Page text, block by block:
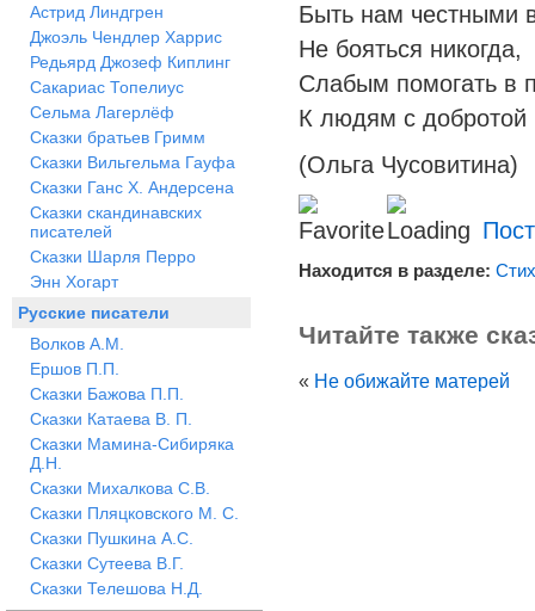
Астрид Линдгрен
Джоэль Чендлер Харрис
Редьярд Джозеф Киплинг
Сакариас Топелиус
Сельма Лагерлёф
Сказки братьев Гримм
Сказки Вильгельма Гауфа
Сказки Ганс Х. Андерсена
Сказки скандинавских
писателей
Сказки Шарля Перро
Энн Хогарт
Русские писатели
Волков А.М.
Ершов П.П.
Сказки Бажова П.П.
Сказки Катаева В. П.
Сказки Мамина-Сибиряка
Д.Н.
Сказки Михалкова С.В.
Сказки Пляцковского М. С.
Сказки Пушкина А.С.
Сказки Сутеева В.Г.
Сказки Телешова Н.Д.
Быть нам честными
Не бояться никогда,
Слабым помогать в
К людям с добротой
(Ольга Чусовитина)
Находится в разделе:
Читайте также
« Не обижайте матерей